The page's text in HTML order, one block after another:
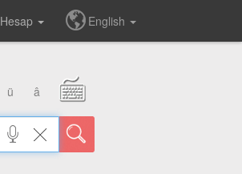
Hesap English
ü â